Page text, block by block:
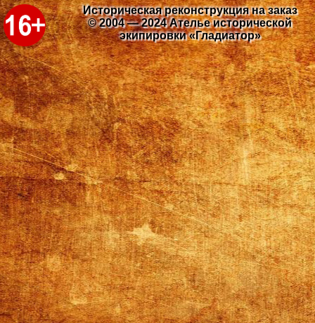
Историческая реконструкция на заказ
© 2004 — 2024 Ателье исторической
экипировки «Гладиатор»